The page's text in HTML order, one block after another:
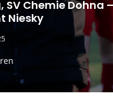
SV Chemie Dohna
Niesky